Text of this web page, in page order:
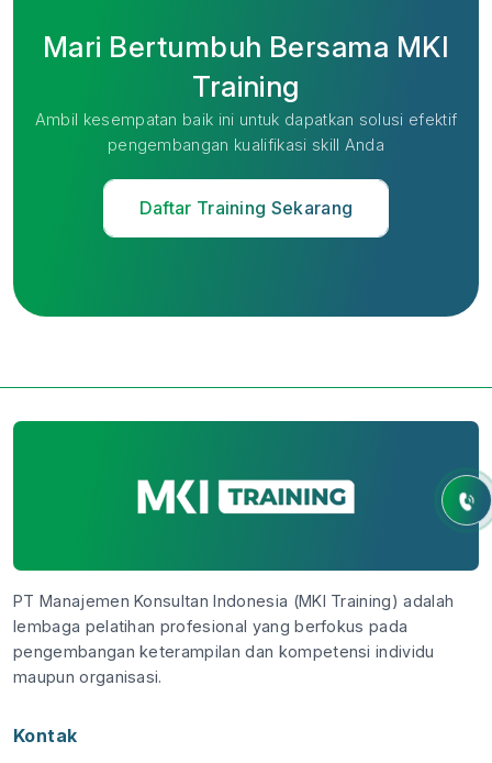
Mari Bertumbuh Bersama MKI
Training
Ambil kesempatan baik ini untuk dapatkan solusi efektif
pengembangan kualifikasi skill Anda
Daftar Training Sekarang
PT Manajemen Konsultan Indonesia (MKI Training) adalah
lembaga pelatihan profesional yang berfokus pada
pengembangan keterampilan dan kompetensi individu
maupun organisasi.
Kontak